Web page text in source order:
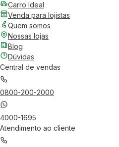
Carro Ideal
Venda para lojistas
Quem somos
Nossas lojas
Blog
Dúvidas
Central de vendas
0800-200-2000
4000-1695
Atendimento ao cliente